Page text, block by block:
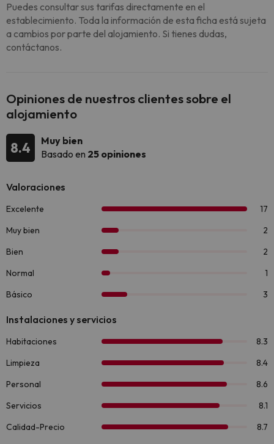
Puedes consultar sus tarifas directamente en el
establecimiento. Toda la información de esta ficha está sujeta
a cambios por parte del alojamiento. Si tienes dudas,
contáctanos.
Opiniones de nuestros clientes sobre el
alojamiento
8.4
Muy bien
Basado en 25 opiniones